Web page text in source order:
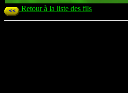
Retour à la liste des fils